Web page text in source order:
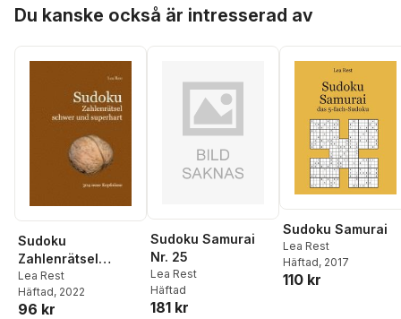
Du kanske också är intresserad av
Sudoku
Zahlenrätsel
schwer und
superhart
Lea Rest
Häftad, 2022
96 kr
Sudoku Samurai
Nr. 25
Lea Rest
Häftad
181 kr
Sudoku Samurai
Lea Rest
Häftad, 2017
110 kr